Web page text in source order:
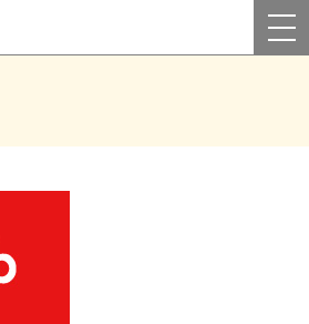
・雑貨＆アウトレット家具のお店です。